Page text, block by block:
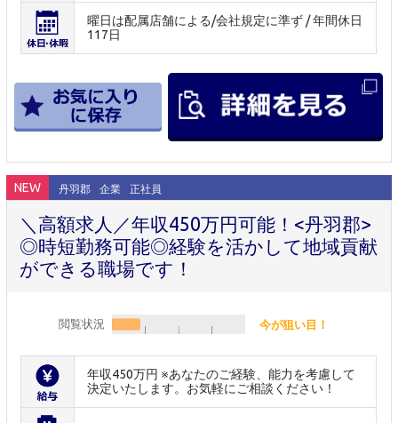
曜日は配属店舗による/会社規定に準ず / 年間休日
117日
NEW 丹羽郡 企業 正社員
＼高額求人／年収450万円可能！<丹羽郡>
◎時短勤務可能◎経験を活かして地域貢献
ができる職場です！
閲覧状況 今が狙い目！
年収450万円 ※あなたのご経験、能力を考慮して
決定いたします。お気軽にご相談ください！